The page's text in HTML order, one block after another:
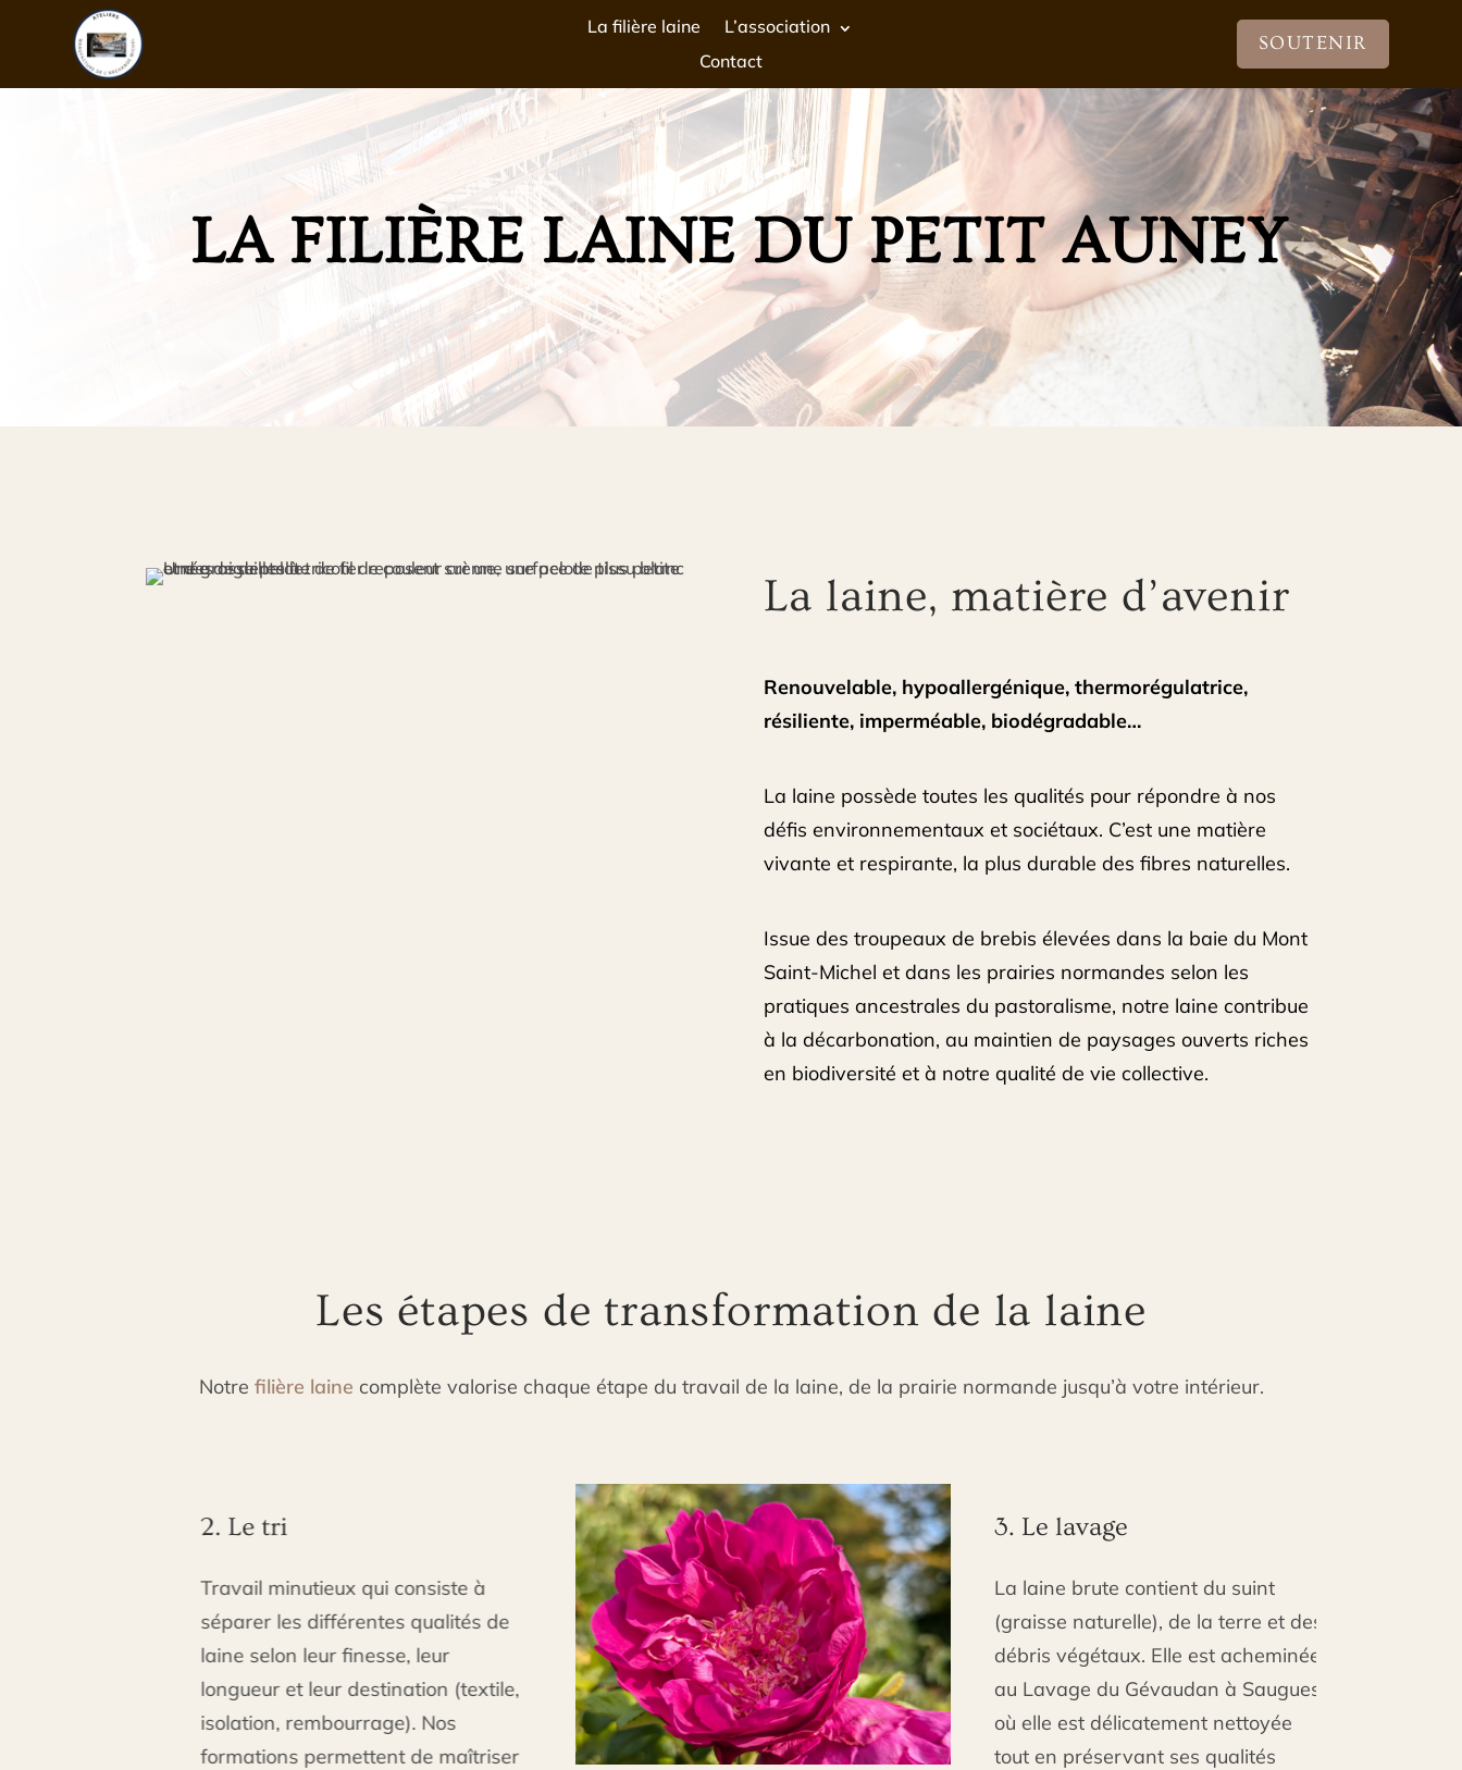
La filière laine
L’association
Contact
SOUTENIR
LA FILIÈRE LAINE DU PETIT AUNEY
La laine, matière d’avenir
Renouvelable, hypoallergénique, thermorégulatrice,
résiliente, imperméable, biodégradable…
La laine possède toutes les qualités pour répondre à nos
défis environnementaux et sociétaux. C’est une matière
vivante et respirante, la plus durable des fibres naturelles.
Issue des troupeaux de brebis élevées dans la baie du Mont
Saint-Michel et dans les prairies normandes selon les
pratiques ancestrales du pastoralisme, notre laine contribue
à la décarbonation, au maintien de paysages ouverts riches
en biodiversité et à notre qualité de vie collective.
Les étapes de transformation de la laine
Notre filière laine complète valorise chaque étape du travail de la laine, de la prairie normande jusqu’à votre intérieur.
2. Le tri
Travail minutieux qui consiste à
séparer les différentes qualités de
laine selon leur finesse, leur
longueur et leur destination (textile,
isolation, rembourrage). Nos
formations permettent de maîtriser
3. Le lavage
La laine brute contient du suint
(graisse naturelle), de la terre et des
débris végétaux. Elle est acheminée
au Lavage du Gévaudan à Saugues
où elle est délicatement nettoyée
tout en préservant ses qualités